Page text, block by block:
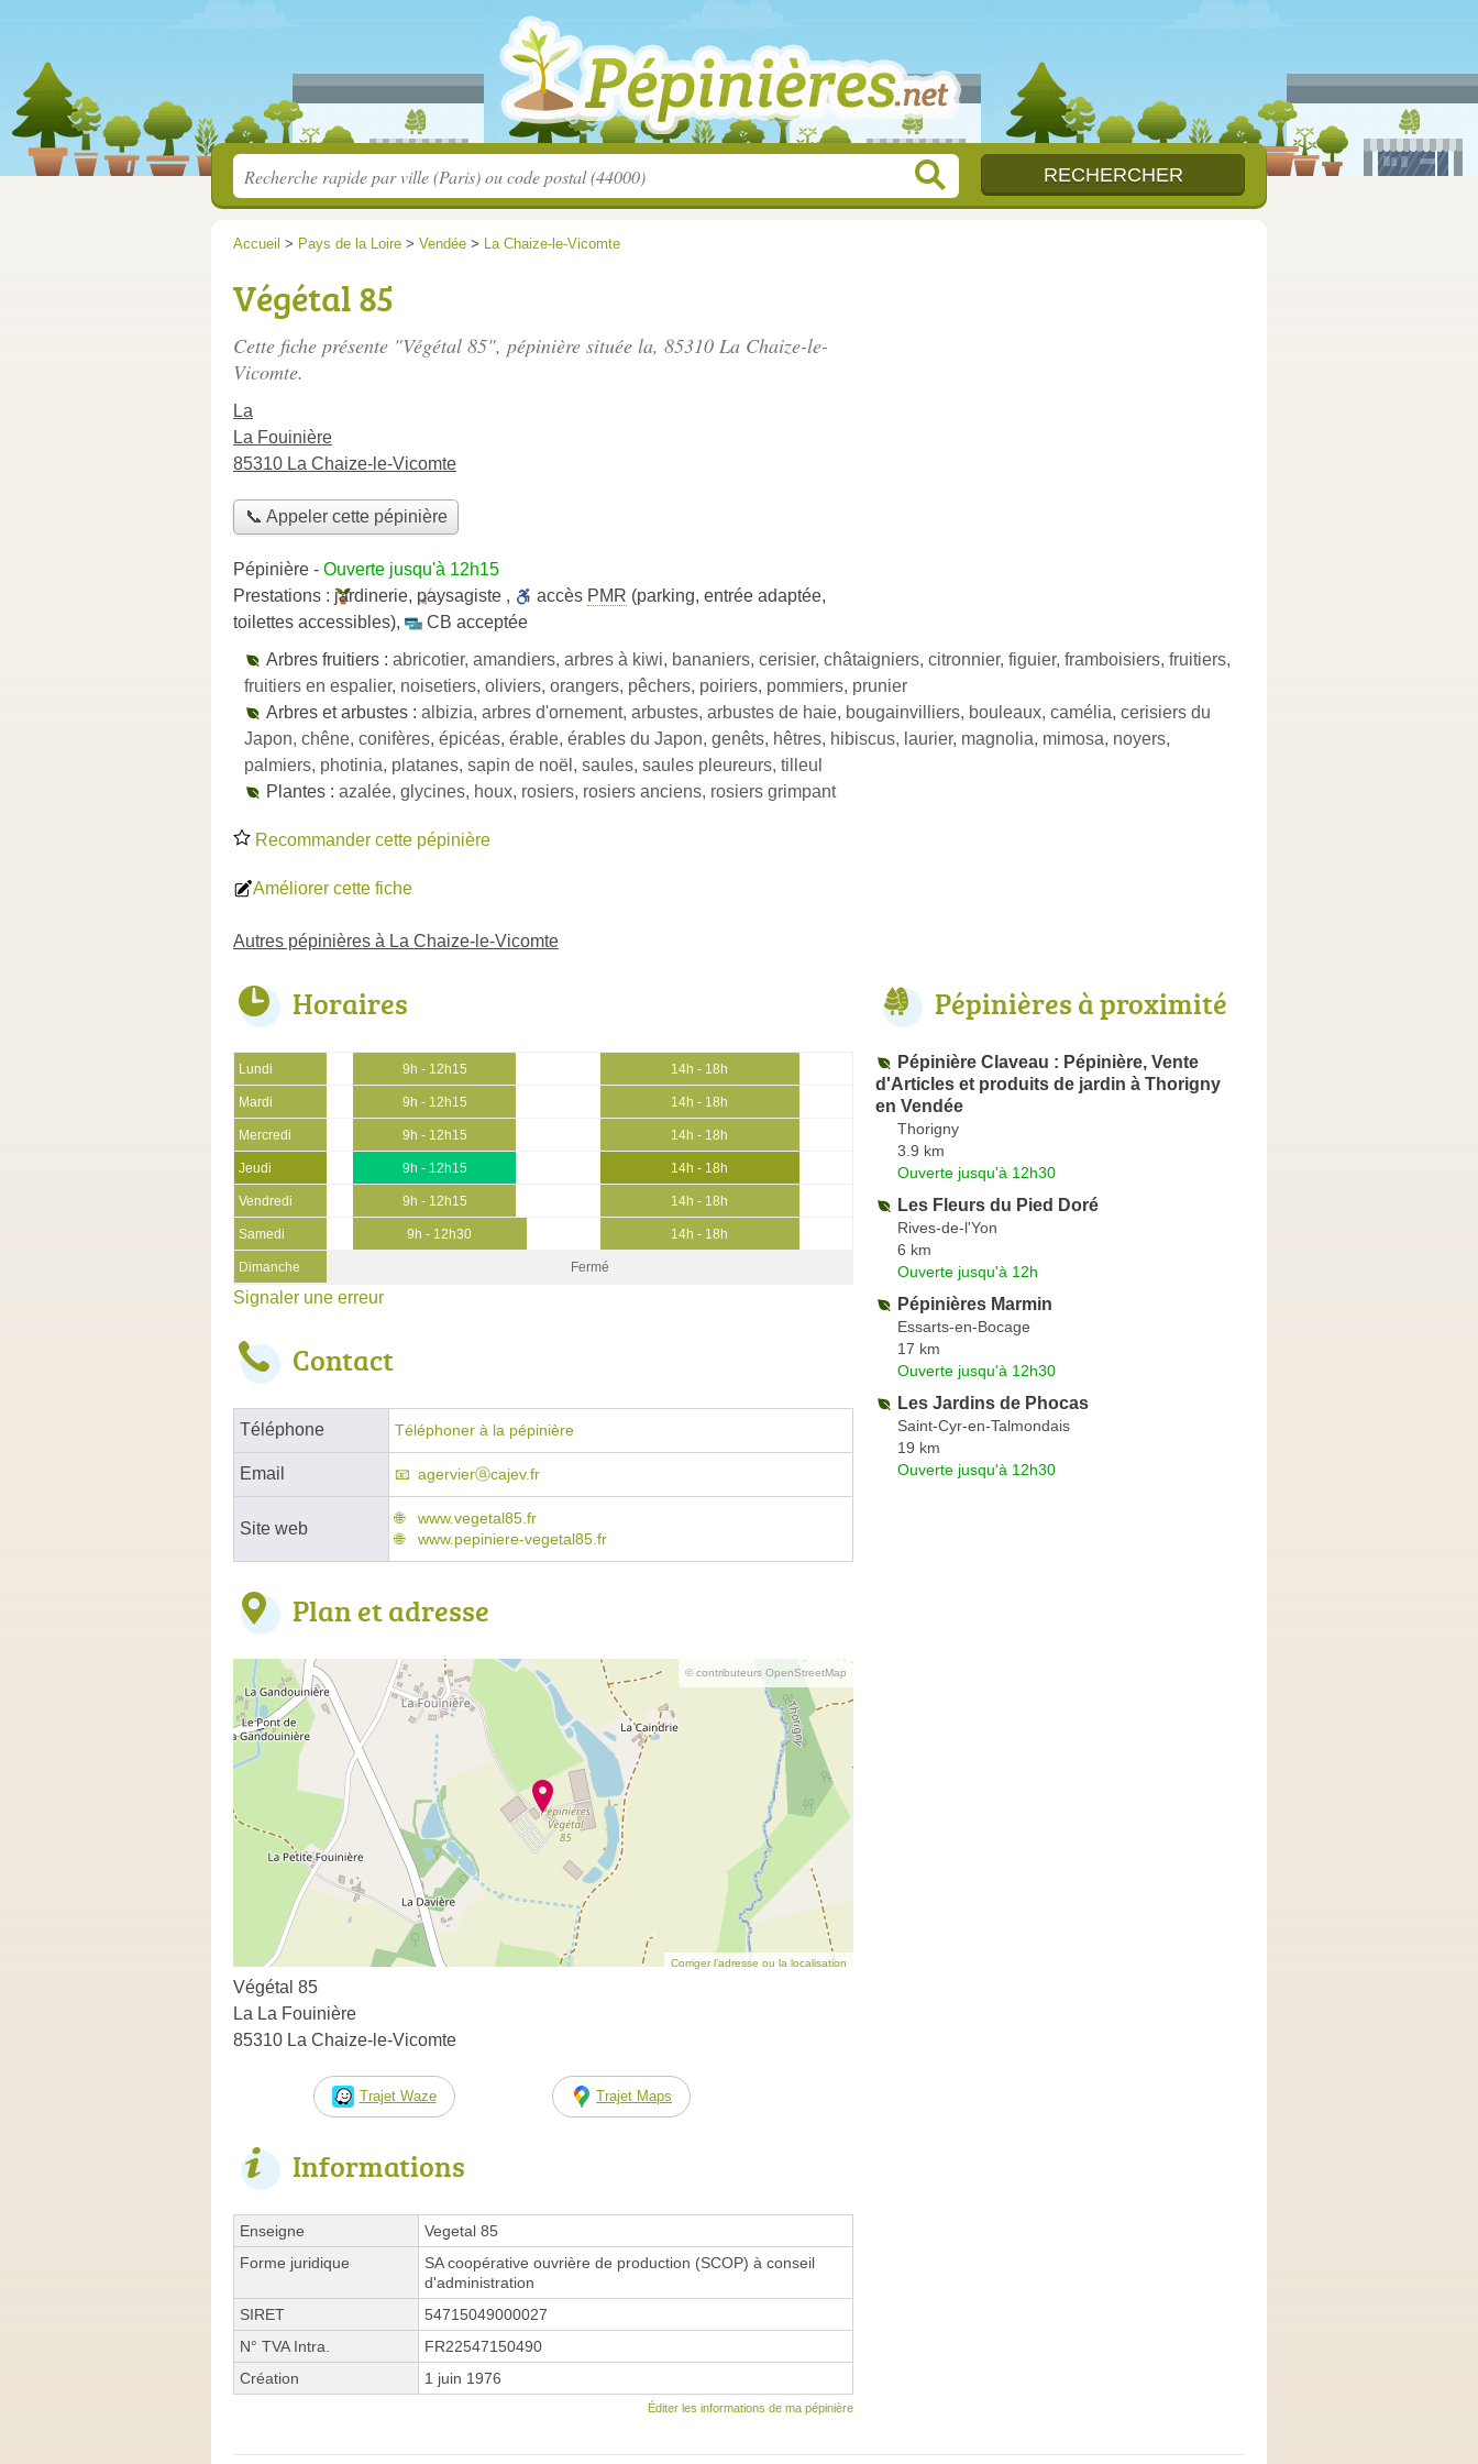
Accueil > Pays de la Loire > Vendée > La Chaize-le-Vicomte
Végétal 85
Cette fiche présente "Végétal 85", pépinière située la, 85310 La Chaize-le-
Vicomte.
La
La Fouinière
85310 La Chaize-le-Vicomte
📞 Appeler cette pépinière
Pépinière - Ouverte jusqu'à 12h15
Prestations : jardinerie, paysagiste , accès PMR (parking, entrée adaptée,
toilettes accessibles),
CB acceptée
Arbres fruitiers : abricotier, amandiers, arbres à kiwi, bananiers, cerisier, châtaigniers, citronnier, figuier, framboisiers, fruitiers,
fruitiers en espalier, noisetiers, oliviers, orangers, pêchers, poiriers, pommiers, prunier
Arbres et arbustes : albizia, arbres d'ornement, arbustes, arbustes de haie, bougainvilliers, bouleaux, camélia, cerisiers du
Japon, chêne, conifères, épicéas, érable, érables du Japon, genêts, hêtres, hibiscus, laurier, magnolia, mimosa, noyers,
palmiers, photinia, platanes, sapin de noël, saules, saules pleureurs, tilleul
Plantes : azalée, glycines, houx, rosiers, rosiers anciens, rosiers grimpant
Recommander cette pépinière
Améliorer cette fiche
Autres pépinières à La Chaize-le-Vicomte
Horaires
Lundi 9h - 12h15 14h - 18h
Mardi 9h - 12h15 14h - 18h
Mercredi 9h - 12h15 14h - 18h
Jeudi 9h - 12h15 14h - 18h
Vendredi 9h - 12h15 14h - 18h
Samedi 9h - 12h30 14h - 18h
Dimanche Fermé
Signaler une erreur
Contact
Téléphone Téléphoner à la pépinière
Email agervierⓐcajev.fr
Site web
www.vegetal85.fr
www.pepiniere-vegetal85.fr
Plan et adresse
© contributeurs OpenStreetMap
Corriger l’adresse ou la localisation
Végétal 85
La La Fouinière
85310 La Chaize-le-Vicomte
Trajet Waze Trajet Maps
Informations
Enseigne
Vegetal 85
Forme juridique
SA coopérative ouvrière de production (SCOP) à conseil
d'administration
SIRET
54715049000027
N° TVA Intra.
FR22547150490
Création
1 juin 1976
Éditer les informations de ma pépinière
Pépinières à proximité
Pépinière Claveau : Pépinière, Vente
d'Articles et produits de jardin à Thorigny
en Vendée
Thorigny
3.9 km
Ouverte jusqu'à 12h30
Les Fleurs du Pied Doré
Rives-de-l'Yon
6 km
Ouverte jusqu'à 12h
Pépinières Marmin
Essarts-en-Bocage
17 km
Ouverte jusqu'à 12h30
Les Jardins de Phocas
Saint-Cyr-en-Talmondais
19 km
Ouverte jusqu'à 12h30